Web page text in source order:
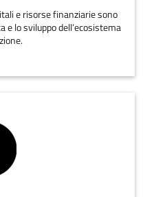
e risorse finanziarie sono
lo sviluppo dell’ecosistema